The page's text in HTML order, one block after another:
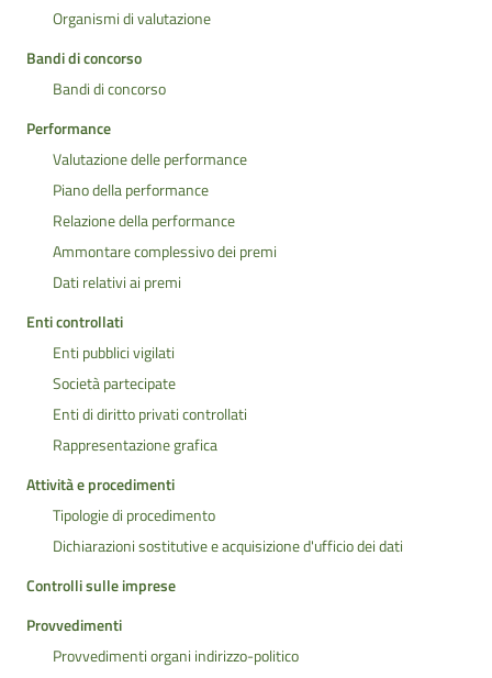
Organismi di valutazione
Bandi di concorso
Bandi di concorso
Performance
Valutazione delle performance
Piano della performance
Relazione della performance
Ammontare complessivo dei premi
Dati relativi ai premi
Enti controllati
Enti pubblici vigilati
Società partecipate
Enti di diritto privati controllati
Rappresentazione grafica
Attività e procedimenti
Tipologie di procedimento
Dichiarazioni sostitutive e acquisizione d'ufficio dei dati
Controlli sulle imprese
Provvedimenti
Provvedimenti organi indirizzo-politico